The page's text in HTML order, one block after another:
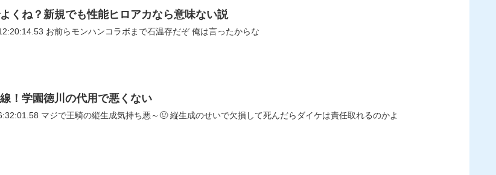
くね？新規でも性能ヒロアカなら意味ない説
805: おーがちゃんねる 2022/04/27(水) 12:20:14.53 お前らモンハンコラボまで石温存だぞ 俺は言ったからな
！学園徳川の代用で悪くない
83: おーがちゃんねる 2022/07/03(日) 16:32:01.58 マジで王騎の縦生成気持ち悪～🤢 縦生成のせいで欠損して死んだらダイケは責任取れるのかよ